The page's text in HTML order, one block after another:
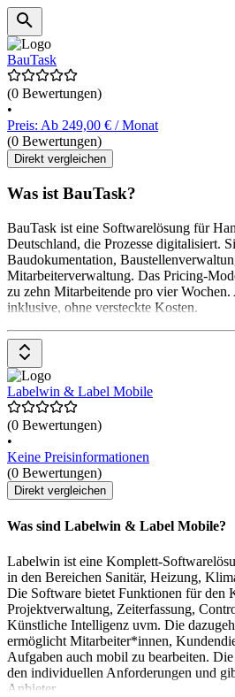
BauTask
(0 Bewertungen)
•
Preis: Ab 249,00 € / Monat
(0 Bewertungen)
Direkt vergleichen
Was ist BauTask?
BauTask ist eine Softwarelösung für
Deutschland, die Prozesse digitalisiert.
Baudokumentation,
Mitarbeiterverwaltung. Das Pricing-
zu zehn Mitarbeitende pro vier
inklusive, ohne versteckte Kosten.
Labelwin & Label Mobile
(0 Bewertungen)
•
Keine Preisinformationen
(0 Bewertungen)
Direkt vergleichen
Was sind Labelwin & Label Mobile?
Labelwin ist eine Komplett-
in den Bereichen Sanitär, Heizung,
Die Software bietet Funktionen für den
Projektverwaltung, Zeiterfassung,
Künstliche Intelligenz uvm. Die
ermöglicht Mitarbeiter*innen,
Aufgaben auch mobil zu bearbeiten.
den individuellen Anforderungen und
Anbieter.